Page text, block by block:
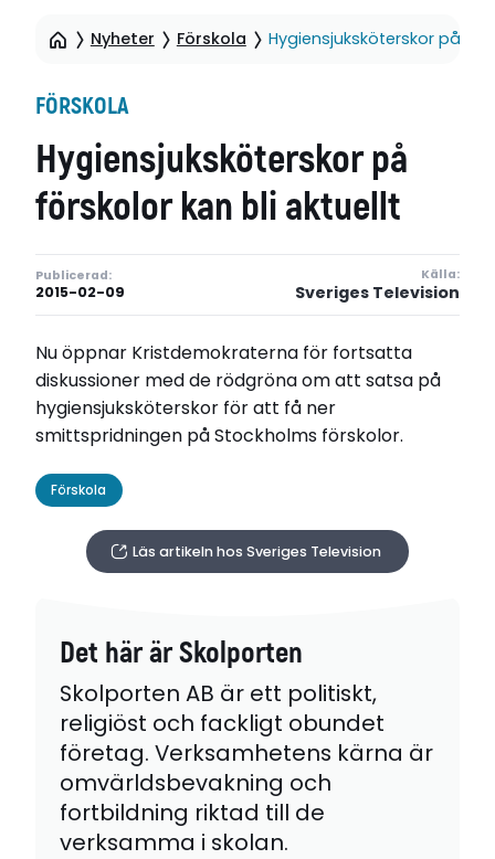
Nyheter Förskola Hygiensjuksköterskor på
FÖRSKOLA
Hygiensjuksköterskor på
förskolor kan bli aktuellt
Publicerad:
2015-02-09
Källa:
Sveriges Television
Nu öppnar Kristdemokraterna för fortsatta
diskussioner med de rödgröna om att satsa på
hygiensjuksköterskor för att få ner
smittspridningen på Stockholms förskolor.
Förskola
Läs artikeln hos Sveriges Television
Det här är Skolporten
Skolporten AB är ett politiskt,
religiöst och fackligt obundet
företag. Verksamhetens kärna är
omvärldsbevakning och
fortbildning riktad till de
verksamma i skolan.